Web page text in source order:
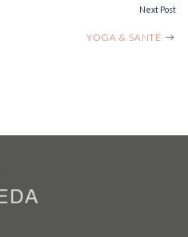
Next Post
YOGA & SANTÉ